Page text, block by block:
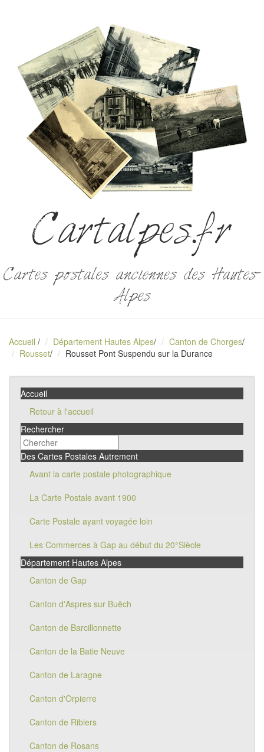
Cartalpes.fr
Cartes postales anciennes des Hautes-
Alpes
Accueil / Département Hautes Alpes/ Canton de Chorges/
Rousset/ Rousset Pont Suspendu sur la Durance
Accueil
Retour à l'accueil
Rechercher
Des Cartes Postales Autrement
Avant la carte postale photographique
La Carte Postale avant 1900
Carte Postale ayant voyagée loin
Les Commerces à Gap au début du 20°Siècle
Département Hautes Alpes
Canton de Gap
Canton d'Aspres sur Buëch
Canton de Barcillonnette
Canton de la Batie Neuve
Canton de Laragne
Canton d'Orpierre
Canton de Ribiers
Canton de Rosans